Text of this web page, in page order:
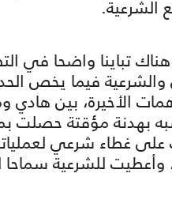
الشرعية.
تباينا واضحا في
فيما يخص
الأخيرة، بين
بهدنة مؤقتة حصلت
على غطاء شرعي
وأعطيت للشرعية سماحا